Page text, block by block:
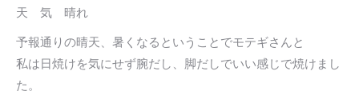
天 気 晴れ
予報通りの晴天、暑くなるということでモテギさんと
私は日焼けを気にせず腕だし、脚だしでいい感じで焼けまし
た。